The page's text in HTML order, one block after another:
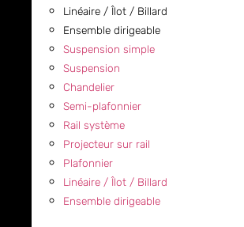
Linéaire / Îlot / Billard
Ensemble dirigeable
Suspension simple
Suspension
Chandelier
Semi-plafonnier
Rail système
Projecteur sur rail
Plafonnier
Linéaire / Îlot / Billard
Ensemble dirigeable